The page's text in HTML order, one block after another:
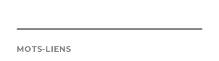
MOTS-LIENS